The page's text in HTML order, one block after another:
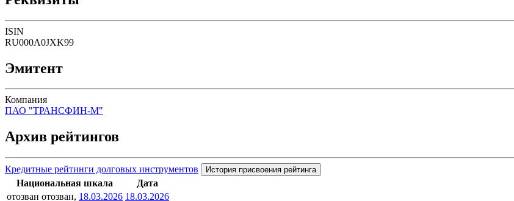
ISIN
RU000A0JXK99
Эмитент
Компания
ПАО "ТРАНСФИН-М"
Архив рейтингов
Кредитные рейтинги долговых инструментов История присвоения рейтинга
Национальная шкала
Дата
отозван отозван, 18.03.2026 18.03.2026